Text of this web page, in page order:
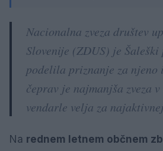
Nacionalna zveza društev
Slovenije (ZDUS) je
podelila priznanje za njeno
čeprav je najmanjša zveza
vendarle velja za
Na rednem letnem občnem